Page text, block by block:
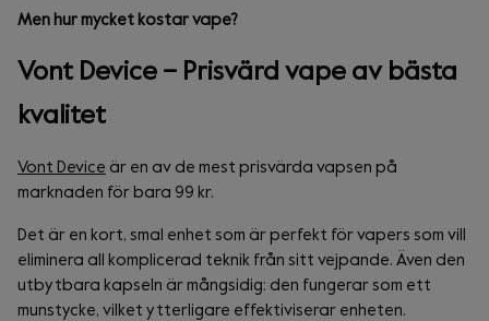
Men hur mycket kostar vape?
Vont Device – Prisvärd vape av bästa
kvalitet
Vont Device är en av de mest prisvärda vapsen på
marknaden för bara 99 kr.
Det är en kort, smal enhet som är perfekt för vapers som vill
eliminera all komplicerad teknik från sitt vejpande. Även den
utbytbara kapseln är mångsidig: den fungerar som ett
munstycke, vilket ytterligare effektiviserar enheten.